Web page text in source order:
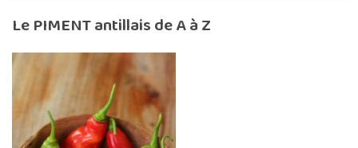
Le PIMENT antillais de A à Z